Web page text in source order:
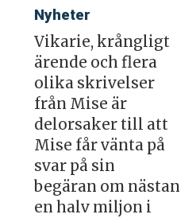
Nyheter
Vikarie, krångligt
ärende och flera
olika skrivelser
från Mise är
delorsaker till att
Mise får vänta på
svar på sin
begäran om nästan
en halv miljon i